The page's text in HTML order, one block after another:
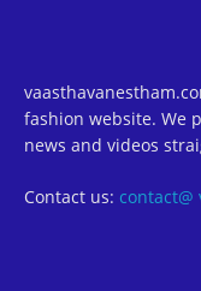
fashion website. We
news and videos
Contact us: contact@